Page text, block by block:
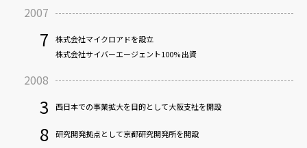
株式会社マイクロアドベンチャーズ
〒150-0031 東京都渋谷区桜丘町20-1 渋谷インフォスタワー13F
株式会社IP mixer
So 06 Phan Ke Binh street, Da Kao ward, District 1, Ho Chi Minh City, Viet Nam
事業内容：システム開発事業
インドネシア：PT Mahakarya Adi Indonesia
Chubb Square, Lantai 8 Unit A, Jl.M H Thamrin No.10, Jakarta Pusat 10230
2007
7
株式会社マイクロアドを設立
株式会社サイバーエージェント100% 出資
2008
3 西日本での事業拡大を目的として大阪支社を開設
8 研究開発拠点として京都研究開発所を開設